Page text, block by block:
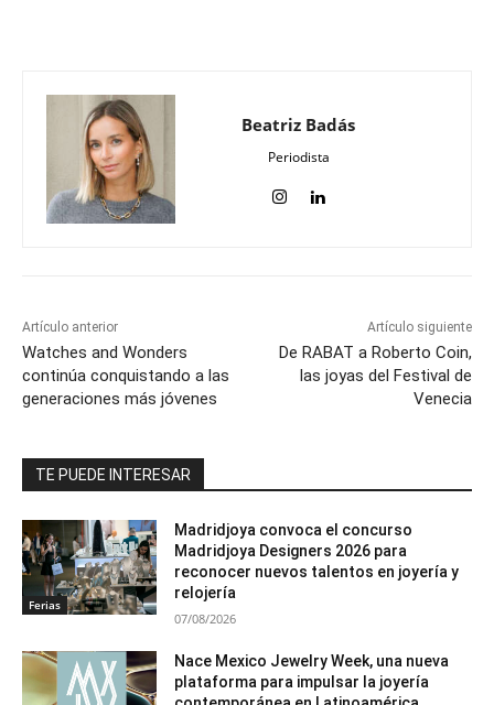
Beatriz Badás
Periodista
Artículo anterior
Watches and Wonders
continúa conquistando a las
generaciones más jóvenes
Artículo siguiente
De RABAT a Roberto Coin,
las joyas del Festival de
Venecia
TE PUEDE INTERESAR
Ferias
Madridjoya convoca el concurso
Madridjoya Designers 2026 para
reconocer nuevos talentos en joyería y
relojería
07/08/2026
Nace Mexico Jewelry Week, una nueva
plataforma para impulsar la joyería